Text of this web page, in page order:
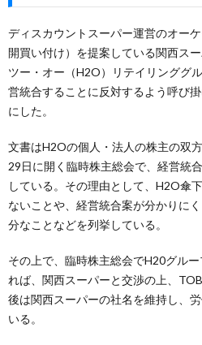
ディスカウントスーパー運営のオー
開買い付け）を提案している関西ス
ツー・オー（H2O）リテイリンググ
営統合することに反対するよう呼び
にした。
文書はH2Oの個人・法人の株主の双
29日に開く臨時株主総会で、経営統
している。その理由として、H2O傘
ないことや、経営統合案が分かりに
分なことなどを列挙している。
その上で、臨時株主総会でH20グル
れば、関西スーパーと交渉の上、
後は関西スーパーの社名を維持し、
いる。